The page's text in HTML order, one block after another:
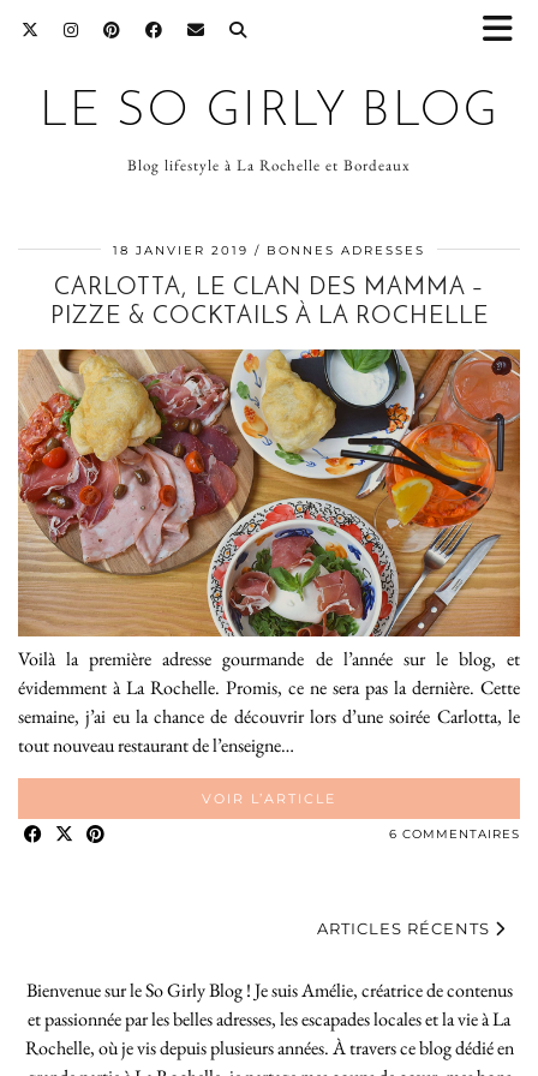
LE SO GIRLY BLOG
Blog lifestyle à La Rochelle et Bordeaux
18 JANVIER 2019 BONNES ADRESSES
CARLOTTA, LE CLAN DES MAMMA –
PIZZE & COCKTAILS À LA ROCHELLE
Voilà la première adresse gourmande de l’année sur le blog, et
évidemment à La Rochelle. Promis, ce ne sera pas la dernière. Cette
semaine, j’ai eu la chance de découvrir lors d’une soirée Carlotta, le
tout nouveau restaurant de l’enseigne…
VOIR L’ARTICLE
6 COMMENTAIRES
ARTICLES RÉCENTS
Bienvenue sur le So Girly Blog ! Je suis Amélie, créatrice de contenus
et passionnée par les belles adresses, les escapades locales et la vie à La
Rochelle, où je vis depuis plusieurs années. À travers ce blog dédié en